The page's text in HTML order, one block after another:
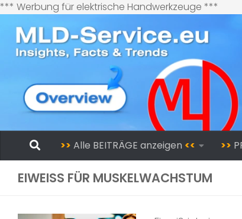
*** Werbung für elektrische Handwerkzeuge ***
Inhalt
springen
Zum Inhalt springen
>> Alle BEITRÄGE anzeigen << >>
EIWEISS FÜR MUSKELWACHSTUM